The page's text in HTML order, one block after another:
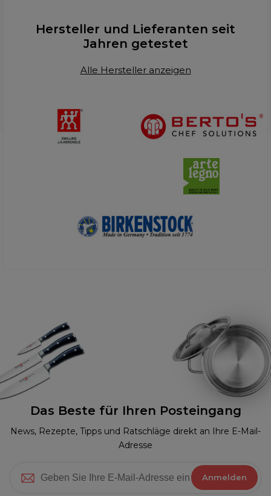
Hersteller und Lieferanten seit
Jahren getestet
Alle Hersteller anzeigen
Das Beste für Ihren Posteingang
News, Rezepte, Tipps und Ratschläge direkt an Ihre E-Mail-
Adresse
Anmelden